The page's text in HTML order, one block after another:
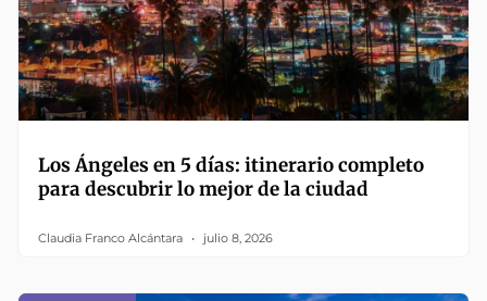
Los Ángeles en 5 días: itinerario completo
para descubrir lo mejor de la ciudad
Claudia Franco Alcántara julio 8, 2026